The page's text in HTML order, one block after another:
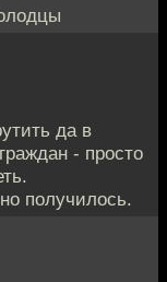
да в
- просто
получилось.